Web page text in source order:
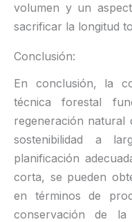
volumen y un
sacrificar la longitud
Conclusión:
En conclusión, la
técnica forestal
regeneración natural
sostenibilidad a
planificación
corta, se pueden
en términos de
conservación de la